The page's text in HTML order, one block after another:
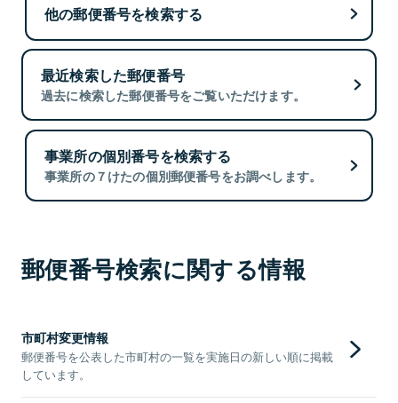
他の郵便番号を検索する
最近検索した郵便番号
過去に検索した郵便番号をご覧いただけます。
事業所の個別番号を検索する
事業所の７けたの個別郵便番号をお調べします。
郵便番号検索に関する情報
市町村変更情報
郵便番号を公表した市町村の一覧を実施日の新しい順に掲載
しています。